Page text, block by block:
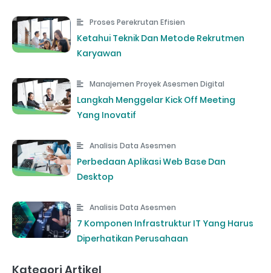
Proses Perekrutan Efisien
Ketahui Teknik Dan Metode Rekrutmen
Karyawan
Manajemen Proyek Asesmen Digital
Langkah Menggelar Kick Off Meeting
Yang Inovatif
Analisis Data Asesmen
Perbedaan Aplikasi Web Base Dan
Desktop
Analisis Data Asesmen
7 Komponen Infrastruktur IT Yang Harus
Diperhatikan Perusahaan
Kategori Artikel